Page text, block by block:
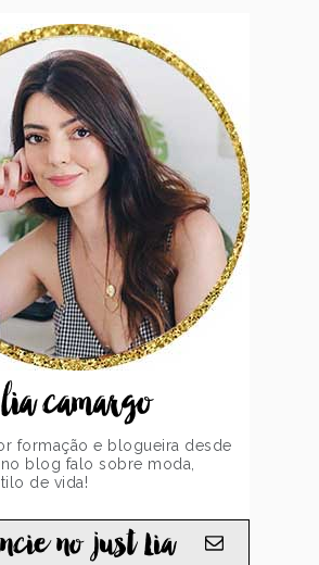
lia camargo
formação e blogueira desde
blog falo sobre moda,
de vida!
no just Lia